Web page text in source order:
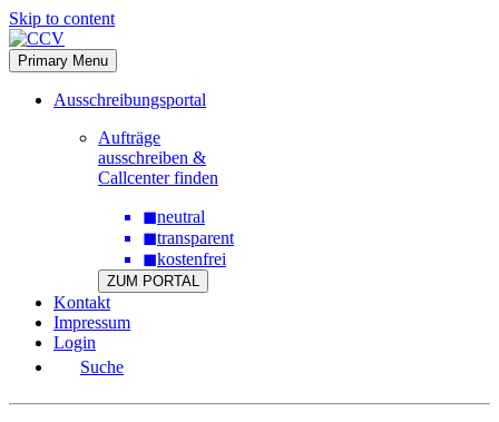
Skip to content
Primary Menu
Ausschreibungsportal
Aufträge
ausschreiben &
Callcenter finden
◼neutral
◼transparent
◼kostenfrei
ZUM PORTAL
Kontakt
Impressum
Login
Suche